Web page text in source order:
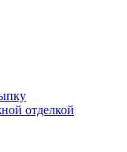
отделкой